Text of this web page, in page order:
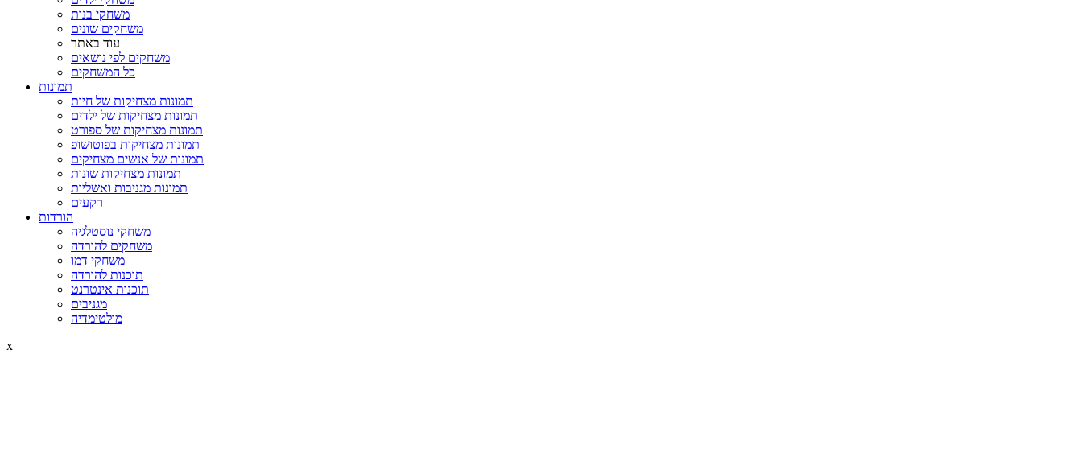
משחקי בנות
משחקים שונים
עוד באתר
משחקים לפי נושאים
כל המשחקים
תמונות
תמונות מצחיקות של חיות
תמונות מצחיקות של ילדים
תמונות מצחיקות של ספורט
תמונות מצחיקות בפוטושופ
תמונות של אנשים מצחיקים
תמונות מצחיקות שונות
תמונות מגניבות ואשליות
רקעים
הורדות
משחקי נוסטלגיה
משחקים להורדה
משחקי דמו
תוכנות להורדה
תוכנות אינטרנט
מגניבים
מולטימדיה
x